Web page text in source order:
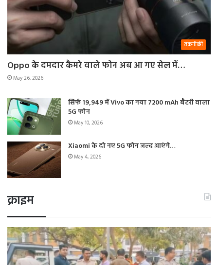
तकनीकी
Oppo के दमदार कैमरे वाले फोन अब आ गए सेल में…
May 26, 2026
सिर्फ 19,949 में Vivo का नया 7200 mAh बैटरी वाला
5G फोन
May 10, 2026
Xiaomi के दो नए 5G फोन जल्द आएंगे…
May 4, 2026
क्राइम